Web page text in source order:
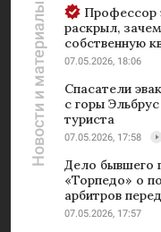
Новости и материалы
Профессор
раскрыл,
собственную
07.05.2026, 18:06
Спасатели
с горы
туриста
07.05.2026, 17:58
Дело бывшего
«Торпедо» о
арбитров
07.05.2026, 17:57